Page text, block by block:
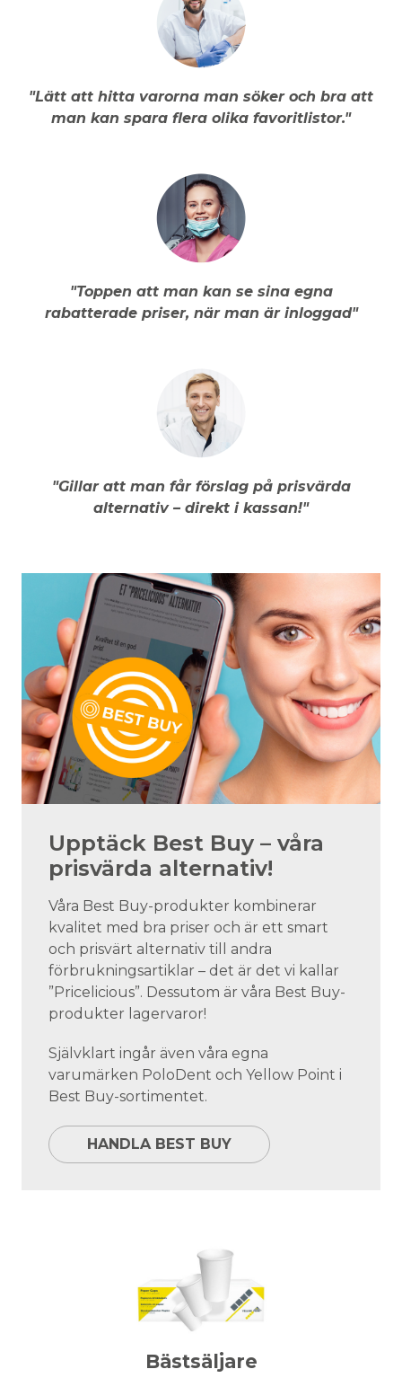
"Lätt att hitta varorna man söker och bra att
man kan spara flera olika favoritlistor."
"Toppen att man kan se sina egna
rabatterade priser, när man är inloggad"
"Gillar att man får förslag på prisvärda
alternativ – direkt i kassan!"
Upptäck Best Buy – våra
prisvärda alternativ!
Våra Best Buy-produkter kombinerar
kvalitet med bra priser och är ett smart
och prisvärt alternativ till andra
förbrukningsartiklar – det är det vi kallar
”Pricelicious”. Dessutom är våra Best Buy-
produkter lagervaror!
Självklart ingår även våra egna
varumärken PoloDent och Yellow Point i
Best Buy-sortimentet.
HANDLA BEST BUY
Bästsäljare